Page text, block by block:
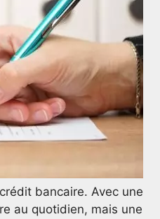
bancaire. Avec une
au quotidien, mais une